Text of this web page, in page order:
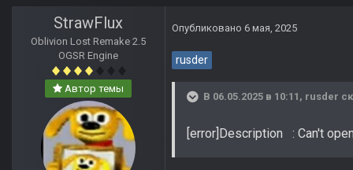
StrawFlux
Oblivion Lost Remake 2.5
OGSR Engine
Автор темы
Опубликовано 6 мая, 2025
rusder
В 06.05.2025 в 10:11, rusder
[error]Description : Can't